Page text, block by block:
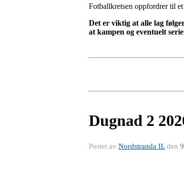
Fotballkretsen oppfordrer til
Det er viktig at alle lag
at kampen og eventuelt
Dugnad 2
Postet av Nordstranda ILden